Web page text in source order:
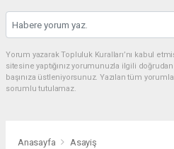
Yorum yazarak Topluluk Kuralları’nı kabul
sitesine yaptığınız yorumunuzla ilgili
başınıza üstleniyorsunuz. Yazılan tüm
sorumlu tutulamaz.
Anasayfa Asayiş